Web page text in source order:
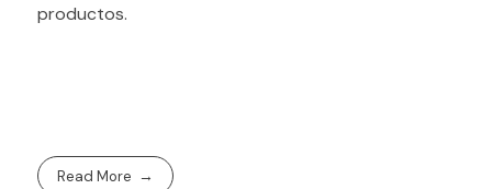
productos.
Read More